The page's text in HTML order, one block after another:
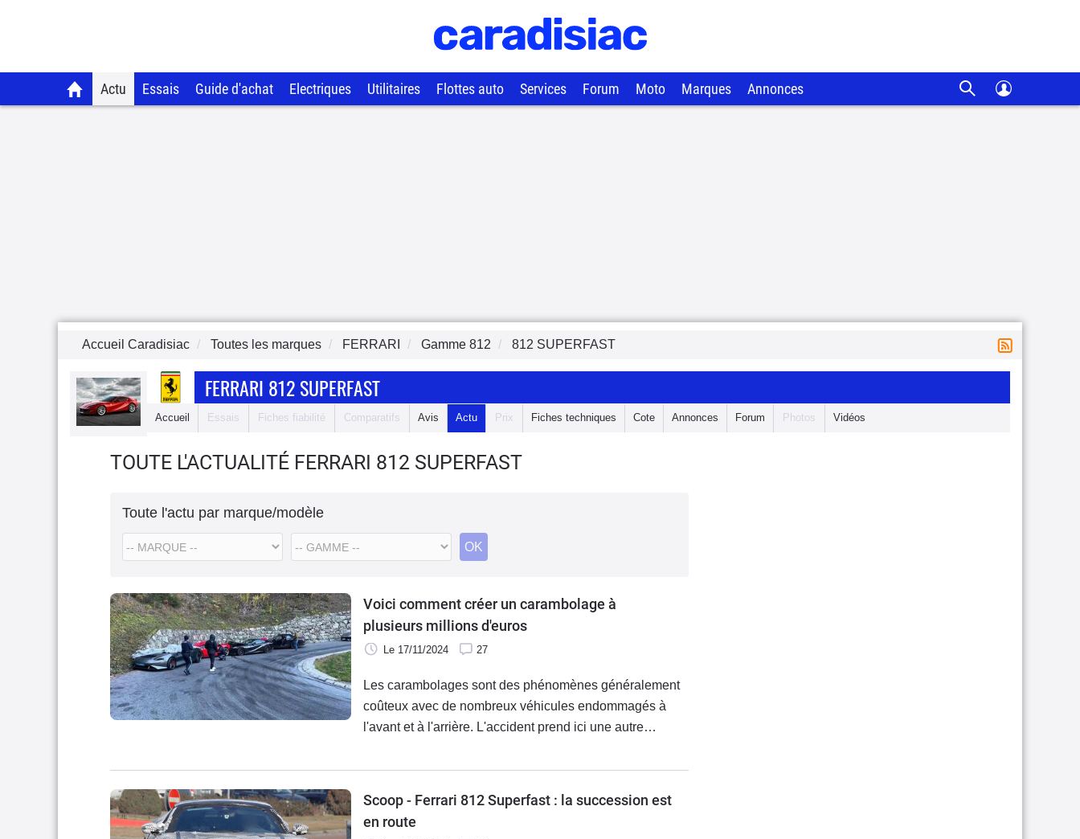
Actu Essais Guide d'achat Electriques Utilitaires Flottes auto Services Forum Moto Marques Annonces
Accueil Caradisiac Toutes les marques FERRARI Gamme 812 812 SUPERFAST
FERRARI 812 SUPERFAST
Accueil Essais Fiches fiabilité Comparatifs Avis Actu Prix Fiches techniques Cote Annonces Forum Photos Vidéos
TOUTE L'ACTUALITÉ FERRARI 812 SUPERFAST
Toute l'actu par marque/modèle
OK
Voici comment créer un carambolage à
plusieurs millions d'euros
Le 17/11/2024 27
Les carambolages sont des phénomènes généralement
coûteux avec de nombreux véhicules endommagés à
l'avant et à l'arrière. L'accident prend ici une autre
Bentley.
Scoop - Ferrari 812 Superfast : la succession est
en route